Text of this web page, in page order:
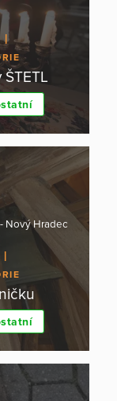
Nový Hradec